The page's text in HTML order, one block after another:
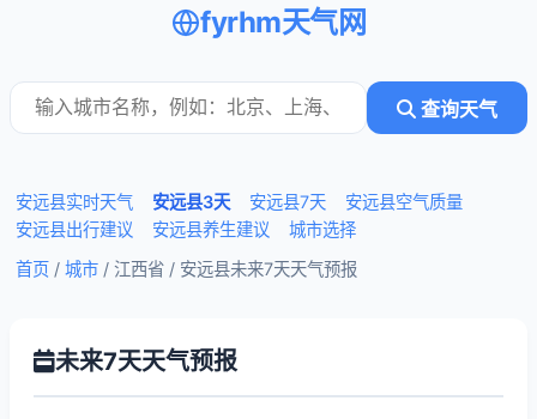
fyrhm天气网
查询天气
安远县实时天气 安远县3天 安远县7天
安远县空气质量
安远县出行建议
安远县养生建议
城市选择
首页 / 城市 / 江西省 / 安远县未来7天天气预报
未来7天天气预报